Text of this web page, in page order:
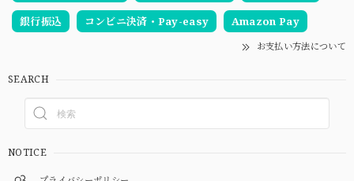
銀行振込 コンビニ決済・Pay-easy Amazon Pay
お支払い方法について
SEARCH
NOTICE